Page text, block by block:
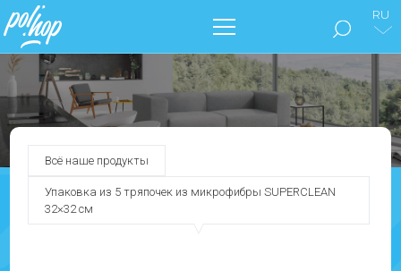
RU
БРЕНД POL’HOP
ПОЗАБОТЬТЕСЬ О СВОЕМ ДОМЕ
Всё наше продукты
Упаковка из 5 тряпочек из микрофибры SUPERCLEAN
32×32 см